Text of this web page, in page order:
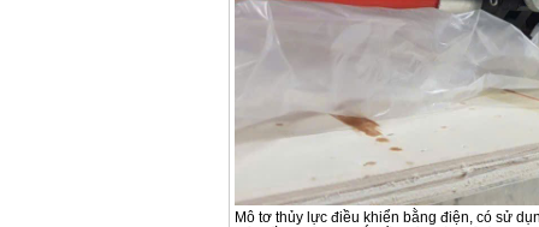
Mô tơ thủy lực điều khiển bằng điện, có sử